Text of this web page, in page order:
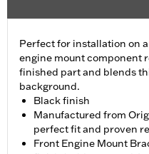
Perfect for installation on
engine mount component
finished part and blends
background.
Black finish
Manufactured from
perfect fit and proven
Front Engine Mount